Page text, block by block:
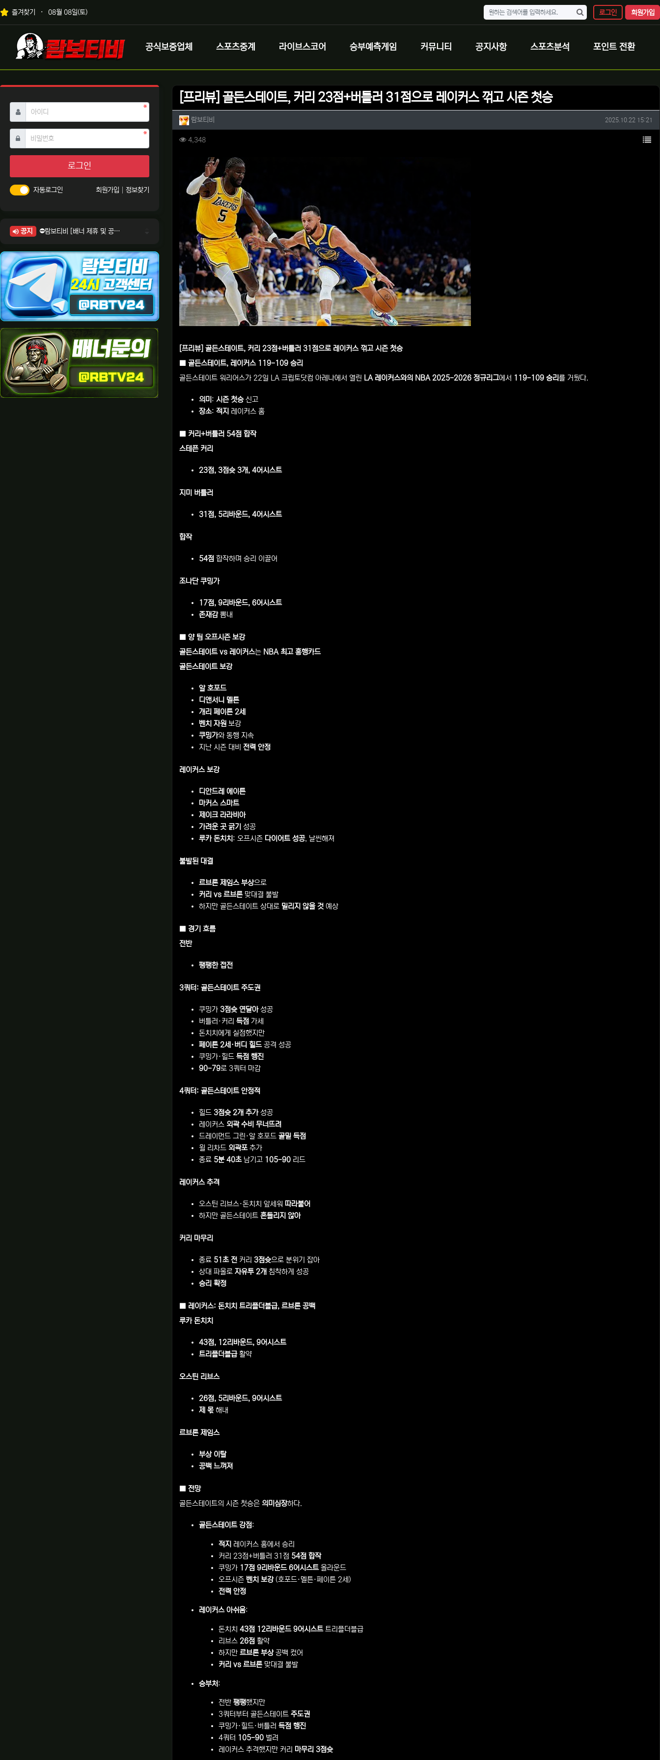
상단 네비
즐겨찾기 08월 08일(토) 로그인 회원가입
메인 메뉴
로고
공식보증업체 스포츠중계 라이브스코어 승부예측게임 커뮤니티 공지사항 스포츠분석 포인트 전환
[프리뷰] 골든스테이트, 커리 23점+버틀러 31점으로 레이커스 꺾고 시즌 첫승
작성자 정보
람보티비 작성일
2025.10.22 15:21
컨텐츠 정보
4,348조회 목
[프리뷰] 골든스테이트, 커리 23점+버틀러 31점으로 레이커스 꺾고 시즌 첫승
■ 골든스테이트, 레이커스 119-109 승리
골든스테이트 워리어스가 22일 LA 크립토닷컴 아레나에서 열린 LA 레이커스와의 NBA 2025-2026 정규리그에서 119-109 승리를 거뒀다.
의미 : 시즌 첫승신고
장소: 적지 레이커스 홈
■ 커리+버틀러 54점 합작
스테픈 커리
23점, 3점슛 3개, 4어시스트
지미 버틀러
31점, 5리바운드, 4어시스트
합작
54점 합작하며 승리 이끌어
조나단 쿠밍가
17점, 9리바운드, 6어시스트
존재감뽐내
■ 양 팀 오프시즌 보강
골든스테이트 vs 레이커스는 NBA 최고 흥행카드
골든스테이트 보강
알 호포드
디앤서니 멜튼
개리 페이튼 2세
벤치 자원 보강
쿠밍가와 동행 지속
지난 시즌 대비 전력 안정
레이커스 보강
디안드레 에이튼
마커스 스마트
제이크 라라비아
가려운 곳 긁기 성공
루카 돈치치 : 오프시즌 다이어트 성공, 날씬해져
불발된 대결
르브론 제임스 부상으로
커리 vs 르브론맞대결 불발
하지만 골든스테이트 상대로 밀리지 않을 것 예상
■ 경기 흐름
전반
팽팽한 접전
3쿼터: 골든스테이트 주도권
쿠밍가 3점슛 연달아성공
버틀러·커리 득점 가세
돈치치에게 실점했지만
페이튼 2세·버디 힐드공격 성공
쿠밍가·힐드 득점 행진
90-79로 3쿼터 마감
4쿼터: 골든스테이트 안정적
힐드 3점슛 2개 추가성공
레이커스 외곽 수비 무너뜨려
드레이먼드 그린·알 호포드 골밑 득점
윌 리차드 외곽포추가
종료 5분 40초남기고 105-90 리드
레이커스 추격
오스틴 리브스·돈치치 앞세워 따라붙어
하지만 골든스테이트 흔들리지 않아
커리 마무리
종료 51초 전 커리 3점슛으로 분위기 잡아
상대 파울로 자유투 2개 침착하게 성공
승리 확정
■ 레이커스: 돈치치 트리플더블급, 르브론 공백
루카 돈치치
43점, 12리바운드, 9어시스트
트리플더블급활약
오스틴 리브스
26점, 5리바운드, 9어시스트
제 몫해내
르브론 제임스
부상 이탈
공백 느껴져
■ 전망
골든스테이트의 시즌 첫승은 의미심장하다.
골든스테이트 강점:
적지 레이커스 홈에서 승리
커리 23점+버틀러 31점 54점 합작
쿠밍가 17점 9리바운드 6어시스트올라운드
오프시즌 벤치 보강(호포드·멜튼·페이튼 2세)
전력 안정
레이커스 아쉬움:
돈치치 43점 12리바운드 9어시스트트리플더블급
리브스 26점 활약
하지만 르브론 부상공백 컸어
커리 vs 르브론맞대결 불발
승부처:
전반 팽팽했지만
3쿼터부터 골든스테이트 주도권
쿠밍가·힐드·버틀러 득점 행진
4쿼터 105-90 벌려
레이커스 추격했지만 커리 마무리 3점슛
아이디 필수
비밀번호필수
로그인
자동로그인 회원가입 정보찾기
공지
⛔람보티비 [배너 제휴 및 공식 입점 문의 안내]
⛔람보티비 [정회원 등급UP! 안내사항]
⛔람보티비 [채팅방 이용시 주의사항]
⛔람보티비 [공식보증업체 안내]